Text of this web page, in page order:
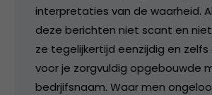
interpretaties van de waarheid.
deze berichten niet scant en
ze tegelijkertijd eenzijdig en zelfs
voor je zorgvuldig opgebouwde
bedrjifsnaam. Waar men